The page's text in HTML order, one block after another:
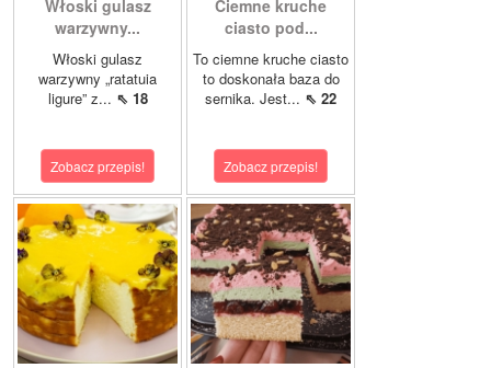
Włoski gulasz
warzywny...
Włoski gulasz
warzywny „ratatuia
ligure” z... ⇖ 18
Zobacz przepis!
Ciemne kruche
ciasto pod...
To ciemne kruche ciasto
to doskonała baza do
sernika. Jest... ⇖ 22
Zobacz przepis!